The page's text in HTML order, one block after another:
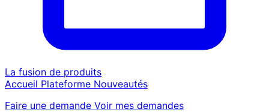
La fusion de produits
Accueil Plateforme Nouveautés
Faire une demande Voir mes demandes